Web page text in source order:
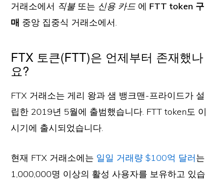
거래소에서 직불 또는 신용 카드 에 FTT token 구
매 중앙 집중식 거래소에서.
FTX 토큰(FTT)은 언제부터 존재했나
요?
FTX 거래소는 게리 왕과 샘 뱅크맨-프라이드가 설
립한 2019년 5월에 출범했습니다. FTT token도 이
시기에 출시되었습니다.
현재 FTX 거래소에는 일일 거래량 $100억 달러는
1,000,000명 이상의 활성 사용자를 보유하고 있습